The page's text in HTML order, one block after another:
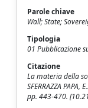
Parole chiave
Wall; State;
Tipologia
01 Pubblicazione
Citazione
La materia della
SFERRAZZA
pp. 443-470.